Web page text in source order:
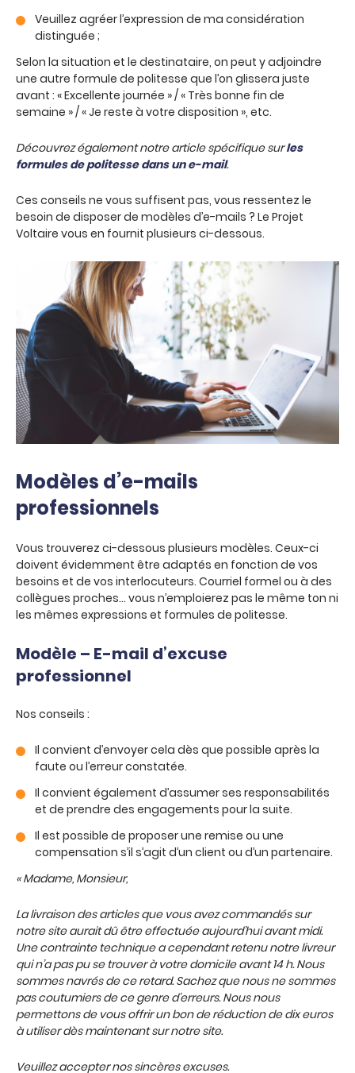
Veuillez agréer l’expression de ma considération
distinguée ;
Selon la situation et le destinataire, on peut y adjoindre
une autre formule de politesse que l’on glissera juste
avant : « Excellente journée » / « Très bonne fin de
semaine » / « Je reste à votre disposition », etc.
Découvrez également notre article spécifique surles
formules de politesse dans un e-mail.
Ces conseils ne vous suffisent pas, vous ressentez le
besoin de disposer de modèles d’e-mails ? Le Projet
Voltaire vous en fournit plusieurs ci-dessous.
Modèles d’e-mails
professionnels
Vous trouverez ci-dessous plusieurs modèles. Ceux-ci
doivent évidemment être adaptés en fonction de vos
besoins et de vos interlocuteurs. Courriel formel ou à des
collègues proches… vous n’emploierez pas le même ton ni
les mêmes expressions et formules de politesse.
Modèle – E-mail d’excuse
professionnel
Nos conseils :
Il convient d’envoyer cela dès que possible après la
faute ou l’erreur constatée.
Il convient également d’assumer ses responsabilités
et de prendre des engagements pour la suite.
Il est possible de proposer une remise ou une
compensation s’il s’agit d’un client ou d’un partenaire.
« Madame, Monsieur,
La livraison des articles que vous avez commandés sur
notre site aurait dû être effectuée aujourd’hui avant midi.
Une contrainte technique a cependant retenu notre livreur
qui n’a pas pu se trouver à votre domicile avant 14 h. Nous
sommes navrés de ce retard. Sachez que nous ne sommes
pas coutumiers de ce genre d’erreurs. Nous nous
permettons de vous offrir un bon de réduction de dix euros
à utiliser dès maintenant sur notre site.
Veuillez accepter nos sincères excuses.